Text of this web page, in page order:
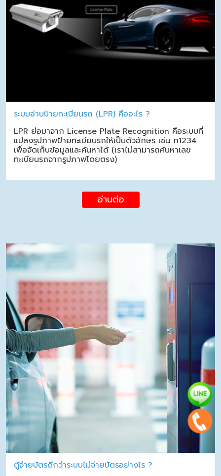
ระบบอ่านป้ายทะเบียนรถ (LPR) คืออะไร ?
LPR ย่อมาจาก License Plate Recognition คือระบบที่
แปลงรูปภาพป้ายทะเบียนรถให้เป็นตัวอักษร เช่น ก1234
เพื่อจัดเก็บข้อมูลและค้นหาได้ (เราไม่สามารถค้นหาเลข
ทะเบียนรถจากรูปภาพโดยตรง)
อ่านต่อ
ตู้จ่ายบัตรดีกว่าระบบไม่จ่ายบัตรอย่างไร ?